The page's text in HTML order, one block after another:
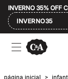
INVERNO 35% OFF
INVERNO35
Ofertas
Compre por
Masculino
página inicial >